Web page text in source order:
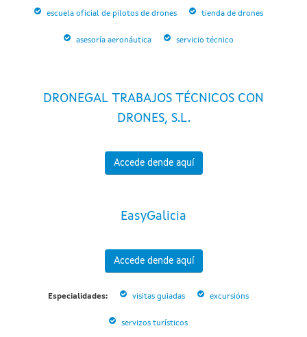
escuela oficial de pilotos de drones tienda de drones
asesoría aeronáutica servicio técnico
DRONEGAL TRABAJOS TÉCNICOS CON
DRONES, S.L.
Accede dende aquí
EasyGalicia
Accede dende aquí
Especialidades: visitas guiadas excursións
servizos turísticos